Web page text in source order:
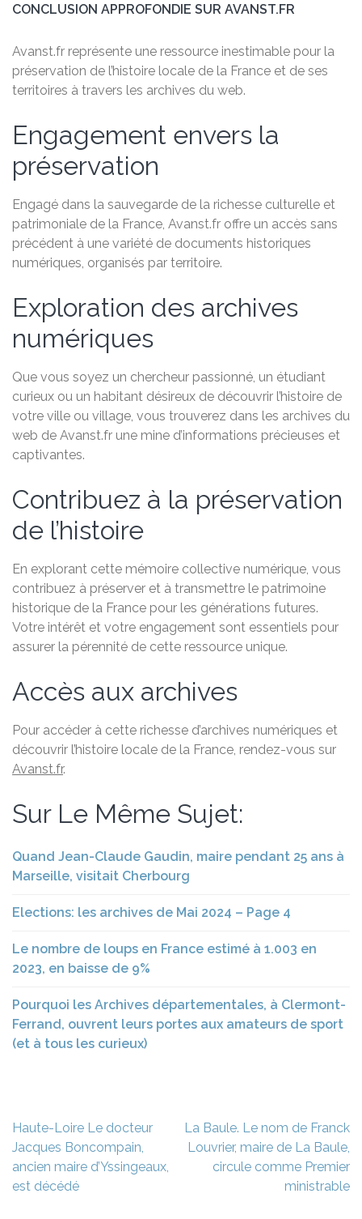
CONCLUSION APPROFONDIE SUR AVANST.FR
Avanst.fr représente une ressource inestimable pour la
préservation de l’histoire locale de la France et de ses
territoires à travers les archives du web.
Engagement envers la
préservation
Engagé dans la sauvegarde de la richesse culturelle et
patrimoniale de la France, Avanst.fr offre un accès sans
précédent à une variété de documents historiques
numériques, organisés par territoire.
Exploration des archives
numériques
Que vous soyez un chercheur passionné, un étudiant
curieux ou un habitant désireux de découvrir l’histoire de
votre ville ou village, vous trouverez dans les archives du
web de Avanst.fr une mine d’informations précieuses et
captivantes.
Contribuez à la préservation
de l’histoire
En explorant cette mémoire collective numérique, vous
contribuez à préserver et à transmettre le patrimoine
historique de la France pour les générations futures.
Votre intérêt et votre engagement sont essentiels pour
assurer la pérennité de cette ressource unique.
Accès aux archives
Pour accéder à cette richesse d’archives numériques et
découvrir l’histoire locale de la France, rendez-vous sur
Avanst.fr.
Sur Le Même Sujet:
Quand Jean-Claude Gaudin, maire pendant 25 ans à
Marseille, visitait Cherbourg
Elections: les archives de Mai 2024 – Page 4
Le nombre de loups en France estimé à 1.003 en
2023, en baisse de 9%
Pourquoi les Archives départementales, à Clermont-
Ferrand, ouvrent leurs portes aux amateurs de sport
(et à tous les curieux)
Navigation
de
l’article
Haute-Loire Le docteur
Jacques Boncompain,
ancien maire d’Yssingeaux,
est décédé
La Baule. Le nom de Franck
Louvrier, maire de La Baule,
circule comme Premier
ministrable